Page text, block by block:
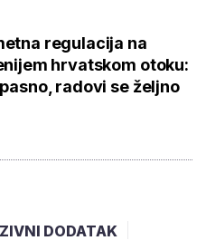
regulacija na
hrvatskom otoku:
radovi se željno
DODATAK